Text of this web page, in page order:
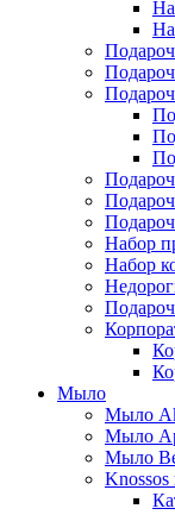
Набор
Набор
Мыло
Мыло
Мыло
Мыло